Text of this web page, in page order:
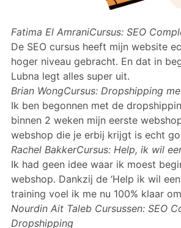
Fatima El AmraniCursus: SEO
De SEO cursus heeft mijn website
hoger niveau gebracht. En dat in
Lubna legt alles super uit.
Brian WongCursus: Dropshipping
Ik ben begonnen met de
binnen 2 weken mijn eerste
webshop die je erbij krijgt is echt
Rachel BakkerCursus: Help, ik wil
Ik had geen idee waar ik moest
webshop. Dankzij de ‘Help ik wil
training voel ik me nu 100% klaar
Nourdin Ait Taleb Cursussen: SEO
Dropshipping